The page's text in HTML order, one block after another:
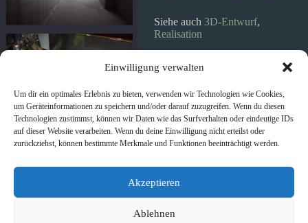
Einwilligung verwalten
Um dir ein optimales Erlebnis zu bieten, verwenden wir Technologien wie Cookies,
um Geräteinformationen zu speichern und/oder darauf zuzugreifen. Wenn du diesen
Technologien zustimmst, können wir Daten wie das Surfverhalten oder eindeutige IDs
auf dieser Website verarbeiten. Wenn du deine Einwilligung nicht erteilst oder
zurückziehst, können bestimmte Merkmale und Funktionen beeinträchtigt werden.
Akzeptieren
Ablehnen
Siehe auch 3D-Entwurf,
Realisation
Schlagwörter
Funktionsmodell #K.v.Gaffron